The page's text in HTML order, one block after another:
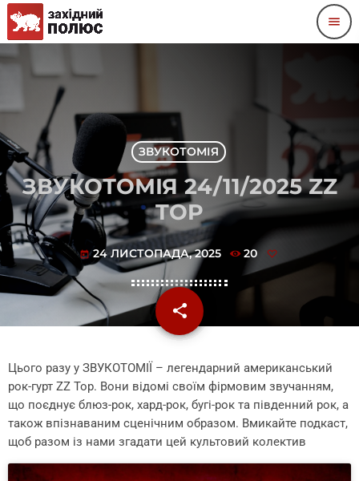
menu
ЗВУКОТОМІЯ
ЗВУКОТОМІЯ 24/11/2025 ZZ
TOP
today 24 ЛИСТОПАДА, 2025 20
share
email
Цього разу у ЗВУКОТОМІЇ – легендарний американський
рок-гурт ZZ Top. Вони відомі своїм фірмовим звучанням,
що поєднує блюз-рок, хард-рок, бугі-рок та південний рок, а
також впізнаваним сценічним образом. Вмикайте подкаст,
щоб разом із нами згадати цей культовий колектив